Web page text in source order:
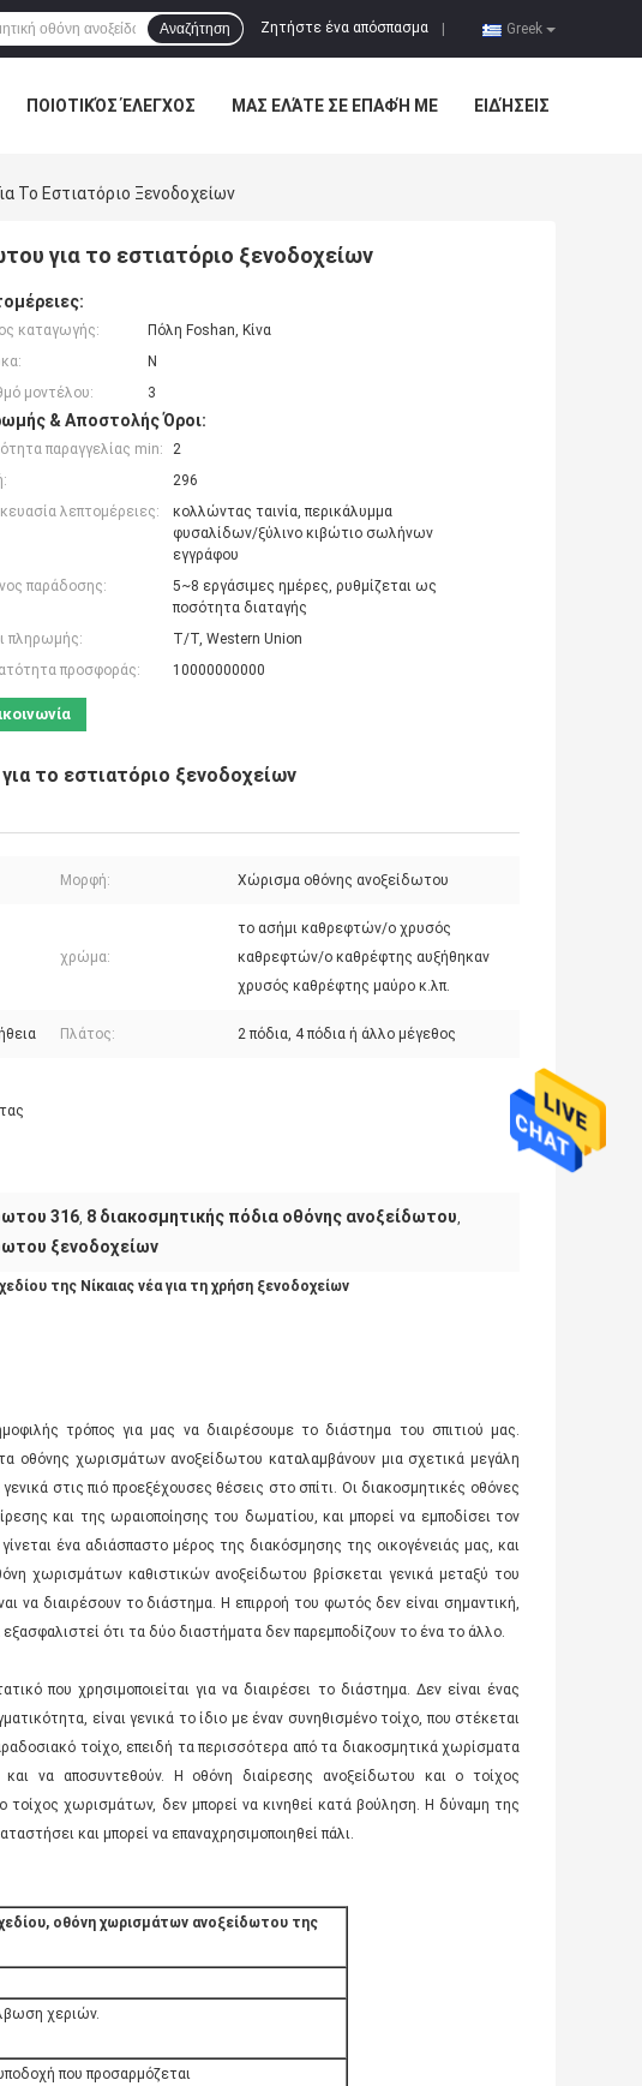
Greek
Ζητήστε ένα απόσπασμα
Αναζήτηση
ΠΟΙΟΤΙΚΌΣ ΈΛΕΓΧΟΣ ΜΑΣ ΕΛΆΤΕ ΣΕ ΕΠΑΦΉ ΜΕ ΕΙΔΉΣΕΙΣ
Το Εστιατόριο Ξενοδοχείων
για το εστιατόριο ξενοδοχείων
καταγωγής:
Πόλη Foshan, Κίνα
N
μοντέλου:
3
& Αποστολής Όροι:
παραγγελίας min:
2
296
λεπτομέρειες:
κολλώντας ταινία, περικάλυμμα
φυσαλίδων/ξύλινο κιβώτιο σωλήνων
εγγράφου
παράδοσης:
5~8 εργάσιμες ημέρες, ρυθμίζεται ως
ποσότητα διαταγής
πληρωμής:
T/T, Western Union
προσφοράς:
10000000000
το εστιατόριο ξενοδοχείων
Μορφή: Χώρισμα οθόνης ανοξείδωτου
χρώμα:
το ασήμι καθρεφτών/ο χρυσός
καθρεφτών/ο καθρέφτης αυξήθηκαν
χρυσός καθρέφτης μαύρο κ.λπ.
Πλάτος: 2 πόδια, 4 πόδια ή άλλο μέγεθος
316, 8 διακοσμητικής πόδια οθόνης ανοξείδωτου,
ξενοδοχείων
της Νίκαιας νέα για τη χρήση ξενοδοχείων
τρόπος για μας να διαιρέσουμε το διάστημα του σπιτιού μας.
οθόνης χωρισμάτων ανοξείδωτου καταλαμβάνουν μια σχετικά μεγάλη
στις πιό προεξέχουσες θέσεις στο σπίτι. Οι διακοσμητικές οθόνες
και της ωραιοποίησης του δωματίου, και μπορεί να εμποδίσει τον
ένα αδιάσπαστο μέρος της διακόσμησης της οικογένειάς μας, και
χωρισμάτων καθιστικών ανοξείδωτου βρίσκεται γενικά μεταξύ του
να διαιρέσουν το διάστημα. Η επιρροή του φωτός δεν είναι σημαντική,
εξασφαλιστεί ότι τα δύο διαστήματα δεν παρεμποδίζουν το ένα το άλλο.
που χρησιμοποιείται για να διαιρέσει το διάστημα. Δεν είναι ένας
είναι γενικά το ίδιο με έναν συνηθισμένο τοίχο, που στέκεται
τοίχο, επειδή τα περισσότερα από τα διακοσμητικά χωρίσματα
να αποσυντεθούν. Η οθόνη διαίρεσης ανοξείδωτου και ο τοίχος
τοίχος χωρισμάτων, δεν μπορεί να κινηθεί κατά βούληση. Η δύναμη της
και μπορεί να επαναχρησιμοποιηθεί πάλι.
οθόνη χωρισμάτων ανοξείδωτου της
χεριών.
που προσαρμόζεται